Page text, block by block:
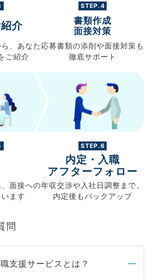
介
、 あなた
ご紹介
STEP.4
書類作成
面接対策
応募書類の添削や面接対策も
徹底サポート
面接への
ます
STEP.6
内定・入職
アフターフォロー
年収交渉や入社日調整まで、
内定後もバックアップ
問
支援サービスとは？